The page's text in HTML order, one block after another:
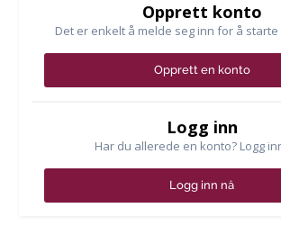
Opprett konto
Det er enkelt å melde seg inn for å
Opprett en konto
Logg inn
Har du allerede en konto? Logg
Logg inn nå